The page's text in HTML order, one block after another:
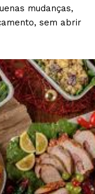
mudanças,
sem abrir